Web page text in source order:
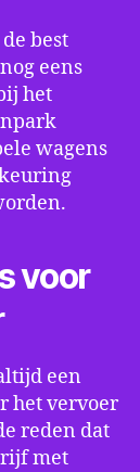
best
eens
het
wagens
voor
een
het vervoer
reden dat
met